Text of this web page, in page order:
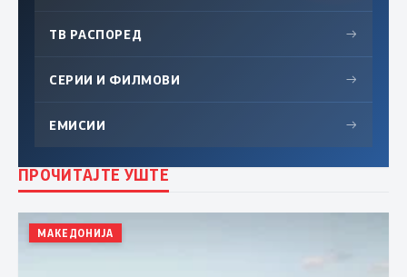
ТВ РАСПОРЕД →
СЕРИИ И ФИЛМОВИ →
ЕМИСИИ →
ПРОЧИТАЈТЕ УШТЕ
МАКЕДОНИЈА